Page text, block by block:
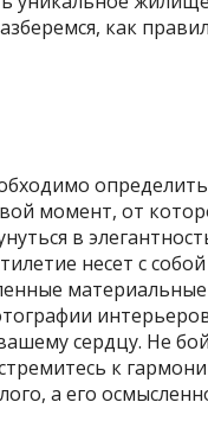
как
момент, от
в
несет с
сердцу. Не
к
а его